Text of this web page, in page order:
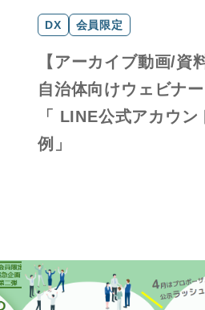
DX 会員限定
【アーカイブ動画/資
自治体向けウェビナー
「 LINE公式アカウ
例」